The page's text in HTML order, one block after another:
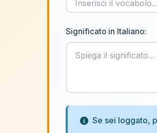
Significato in Italiano:
Se sei loggato,